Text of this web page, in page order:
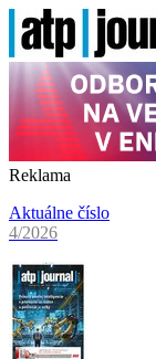
Reklama
Aktuálne číslo
4/2026